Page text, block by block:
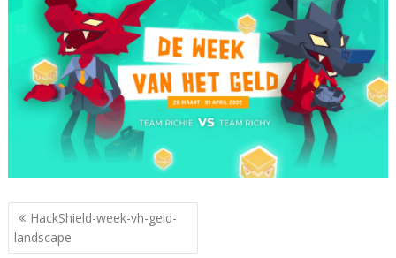
Berichtnavigatie
HackShield-week-vh-geld-
landscape